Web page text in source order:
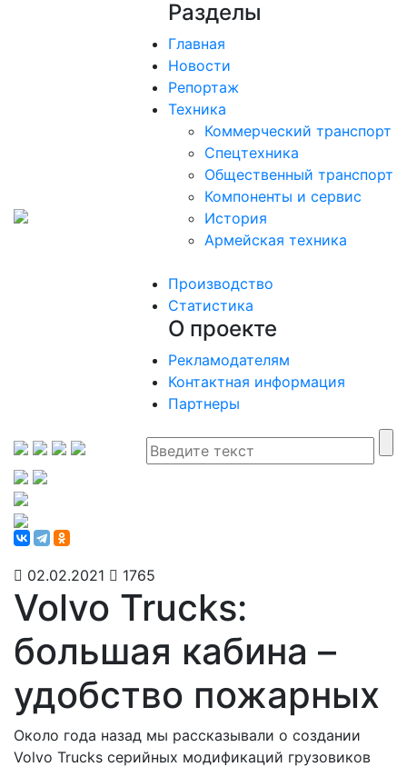
Разделы
Главная
Новости
Репортаж
Техника
Коммерческий транспорт
Спецтехника
Общественный транспорт
Компоненты и сервис
История
Армейская техника
Производство
Статистика
О проекте
Рекламодателям
Контактная информация
Партнеры
02.02.2021 1765
Volvo Trucks:
большая кабина –
удобство пожарных
Около года назад мы рассказывали о создании
Volvo Trucks серийных модификаций грузовиков